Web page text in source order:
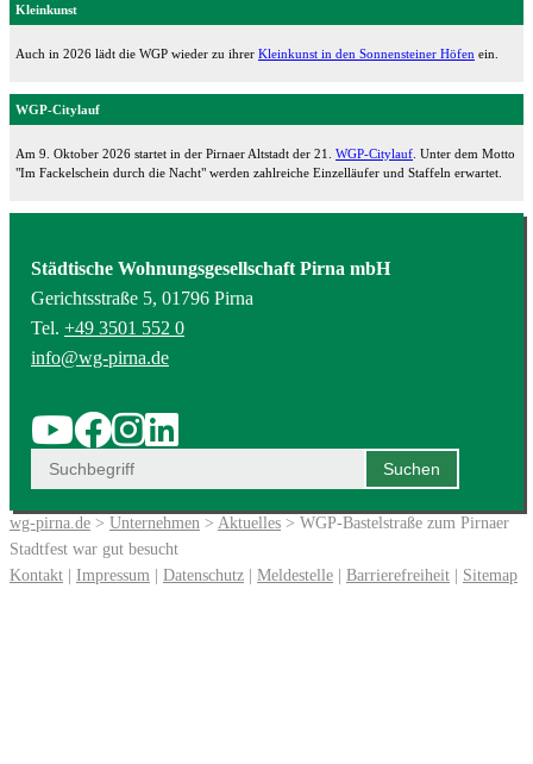
Kleinkunst
Auch in 2026 lädt die WGP wieder zu ihrer Kleinkunst in den Sonnensteiner Höfen ein.
WGP-Citylauf
Am 9. Oktober 2026 startet in der Pirnaer Altstadt der 21. WGP-Citylauf . Unter dem Motto
"Im Fackelschein durch die Nacht" werden zahlreiche Einzelläufer und Staffeln erwartet.
Städtische Wohnungsgesellschaft Pirna mbH
Gerichtsstraße 5, 01796 Pirna
Tel. +49 3501 552 0
info@wg-pirna.de
wg-pirna.de > Unternehmen > Aktuelles > WGP-Bastelstraße zum Pirnaer
Stadtfest war gut besucht
Kontakt | Impressum | Datenschutz | Meldestelle | Barrierefreiheit | Sitemap